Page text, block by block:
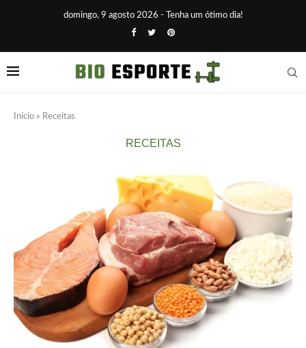
domingo, 9 agosto 2026 - Tenha um ótimo dia!
Início » Receitas
RECEITAS